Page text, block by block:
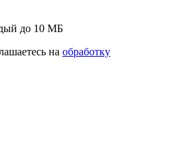
до 10 МБ
на обработку